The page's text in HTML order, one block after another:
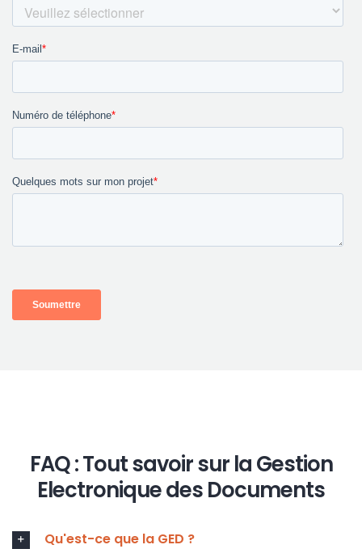
FAQ : Tout savoir sur la Gestion
Electronique des Documents
Qu'est-ce que la GED ?